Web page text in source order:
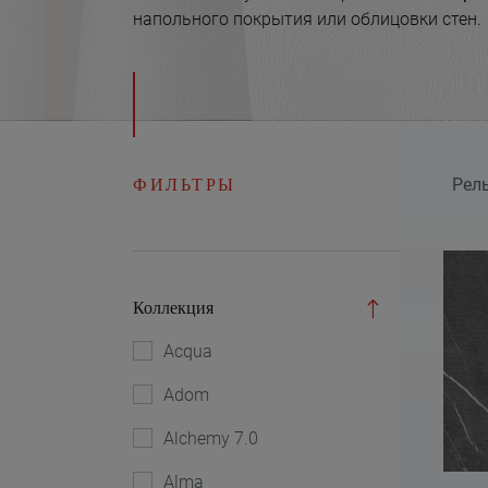
напольного покрытия или облицовки стен.
ФИЛЬТРЫ
Коллекция
Acqua
Adom
Alchemy 7.0
Alma